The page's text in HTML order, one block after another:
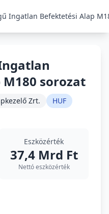
sorozat
Zrt. HUF
Eszközérték
37,4 Mrd Ft
Nettó eszközérték